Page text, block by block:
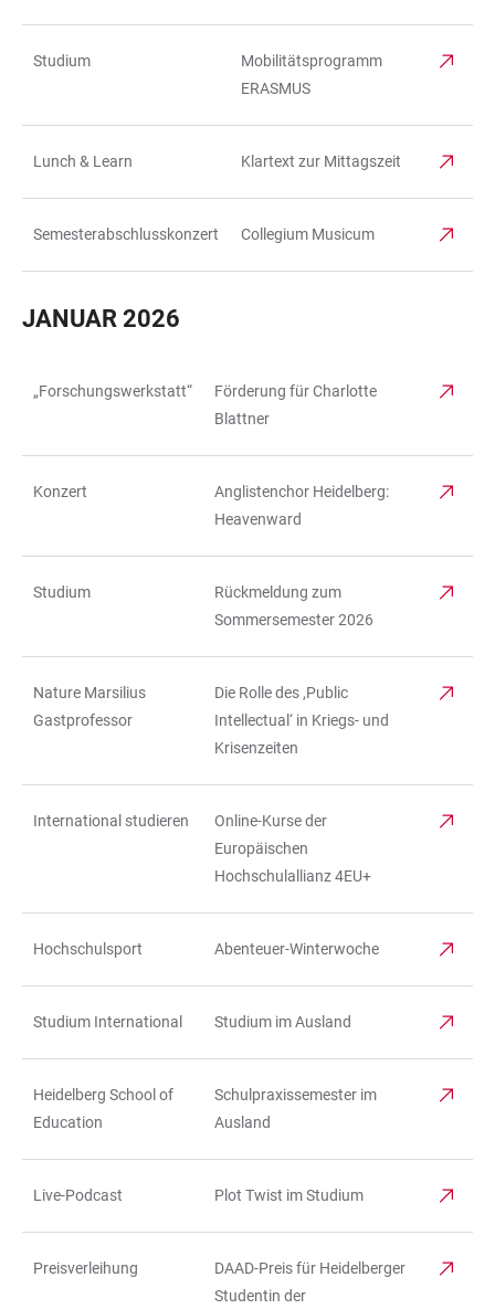
Studium
Mobilitätsprogramm
ERASMUS
Lunch & Learn Klartext zur Mittagszeit
Semesterabschlusskonzert Collegium Musicum
JANUAR 2026
„Forschungswerkstatt“
Förderung für Charlotte
Blattner
Konzert
Anglistenchor Heidelberg:
Heavenward
Studium
Rückmeldung zum
Sommersemester 2026
Nature Marsilius
Gastprofessor
Die Rolle des ,Public
Intellectual‘ in Kriegs- und
Krisenzeiten
International studieren
Online-Kurse der
Europäischen
Hochschulallianz 4EU+
Hochschulsport Abenteuer-Winterwoche
Studium International Studium im Ausland
Heidelberg School of
Education
Schulpraxissemester im
Ausland
Live-Podcast Plot Twist im Studium
Preisverleihung
DAAD-Preis für Heidelberger
Studentin der